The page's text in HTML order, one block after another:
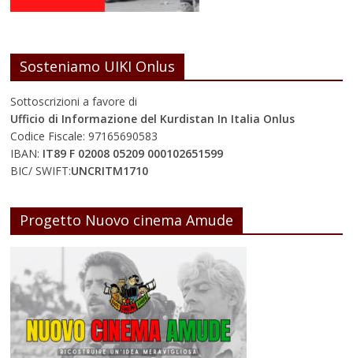
Sosteniamo UIKI Onlus
Sottoscrizioni a favore di
Ufficio di Informazione del Kurdistan In Italia Onlus
Codice Fiscale: 97165690583
IBAN: IT89 F 02008 05209 000102651599
BIC/ SWIFT:UNCRITM1710
Progetto Nuovo cinema Amude